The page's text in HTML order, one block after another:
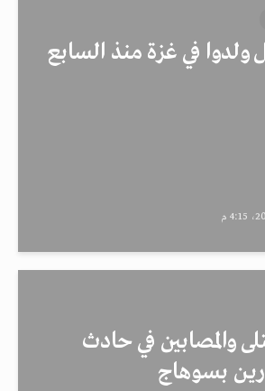
ولدوا في غزة منذ السابع
والمصابين في حادث
بسوهاج